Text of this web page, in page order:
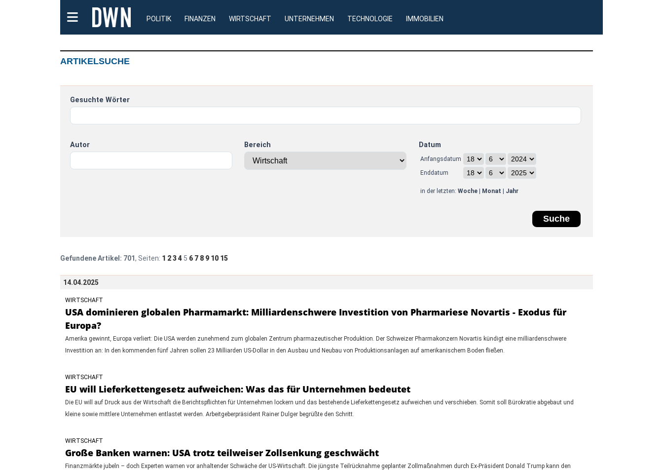
POLITIK FINANZEN WIRTSCHAFT UNTERNEHMEN TECHNOLOGIE IMMOBILIEN
ARTIKELSUCHE
Gesuchte Wörter
Autor Bereich Datum
Anfangsdatum
Enddatum
in der letzten: Woche| Monat Jahr
Gefundene Artikel: 701, Seiten: 1 234 5 6 7 8 9 10 15
14.04.2025
WIRTSCHAFT
USA dominieren globalen Pharmamarkt: Milliardenschwere Investition von Pharmariese Novartis - Exodus für
Europa?
Amerika gewinnt, Europa verliert: Die USA werden zunehmend zum globalen Zentrum pharmazeutischer Produktion. Der Schweizer Pharmakonzern Novartis kündigt eine milliardenschwere
Investition an: In den kommenden fünf Jahren sollen 23 Milliarden US-Dollar in den Ausbau und Neubau von Produktionsanlagen auf amerikanischem Boden fließen.
WIRTSCHAFT
EU will Lieferkettengesetz aufweichen: Was das für Unternehmen bedeutet
Die EU will auf Druck aus der Wirtschaft die Berichtspflichten für Unternehmen lockern und das bestehende Lieferkettengesetz aufweichen und verschieben. Somit soll Bürokratie abgebaut und
kleine sowie mittlere Unternehmen entlastet werden. Arbeitgeberpräsident Rainer Dulger begrüßte den Schritt.
WIRTSCHAFT
Große Banken warnen: USA trotz teilweiser Zollsenkung geschwächt
Finanzmärkte jubeln – doch Experten warnen vor anhaltender Schwäche der US-Wirtschaft. Die jüngste Teilrücknahme geplanter Zollmaßnahmen durch Ex-Präsident Donald Trump kann den